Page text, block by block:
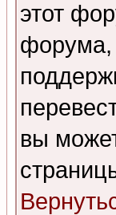
этот
форума,
вы